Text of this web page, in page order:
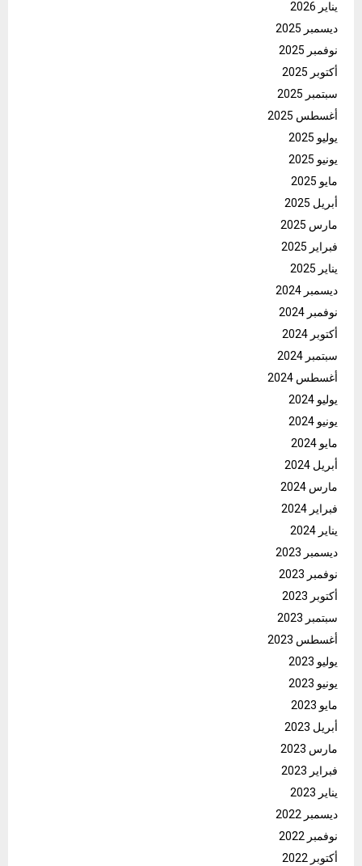
يناير 2026
ديسمبر 2025
نوفمبر 2025
أكتوبر 2025
سبتمبر 2025
أغسطس 2025
يوليو 2025
يونيو 2025
مايو 2025
أبريل 2025
مارس 2025
فبراير 2025
يناير 2025
ديسمبر 2024
نوفمبر 2024
أكتوبر 2024
سبتمبر 2024
أغسطس 2024
يوليو 2024
يونيو 2024
مايو 2024
أبريل 2024
مارس 2024
فبراير 2024
يناير 2024
ديسمبر 2023
نوفمبر 2023
أكتوبر 2023
سبتمبر 2023
أغسطس 2023
يوليو 2023
يونيو 2023
مايو 2023
أبريل 2023
مارس 2023
فبراير 2023
يناير 2023
ديسمبر 2022
نوفمبر 2022
أكتوبر 2022